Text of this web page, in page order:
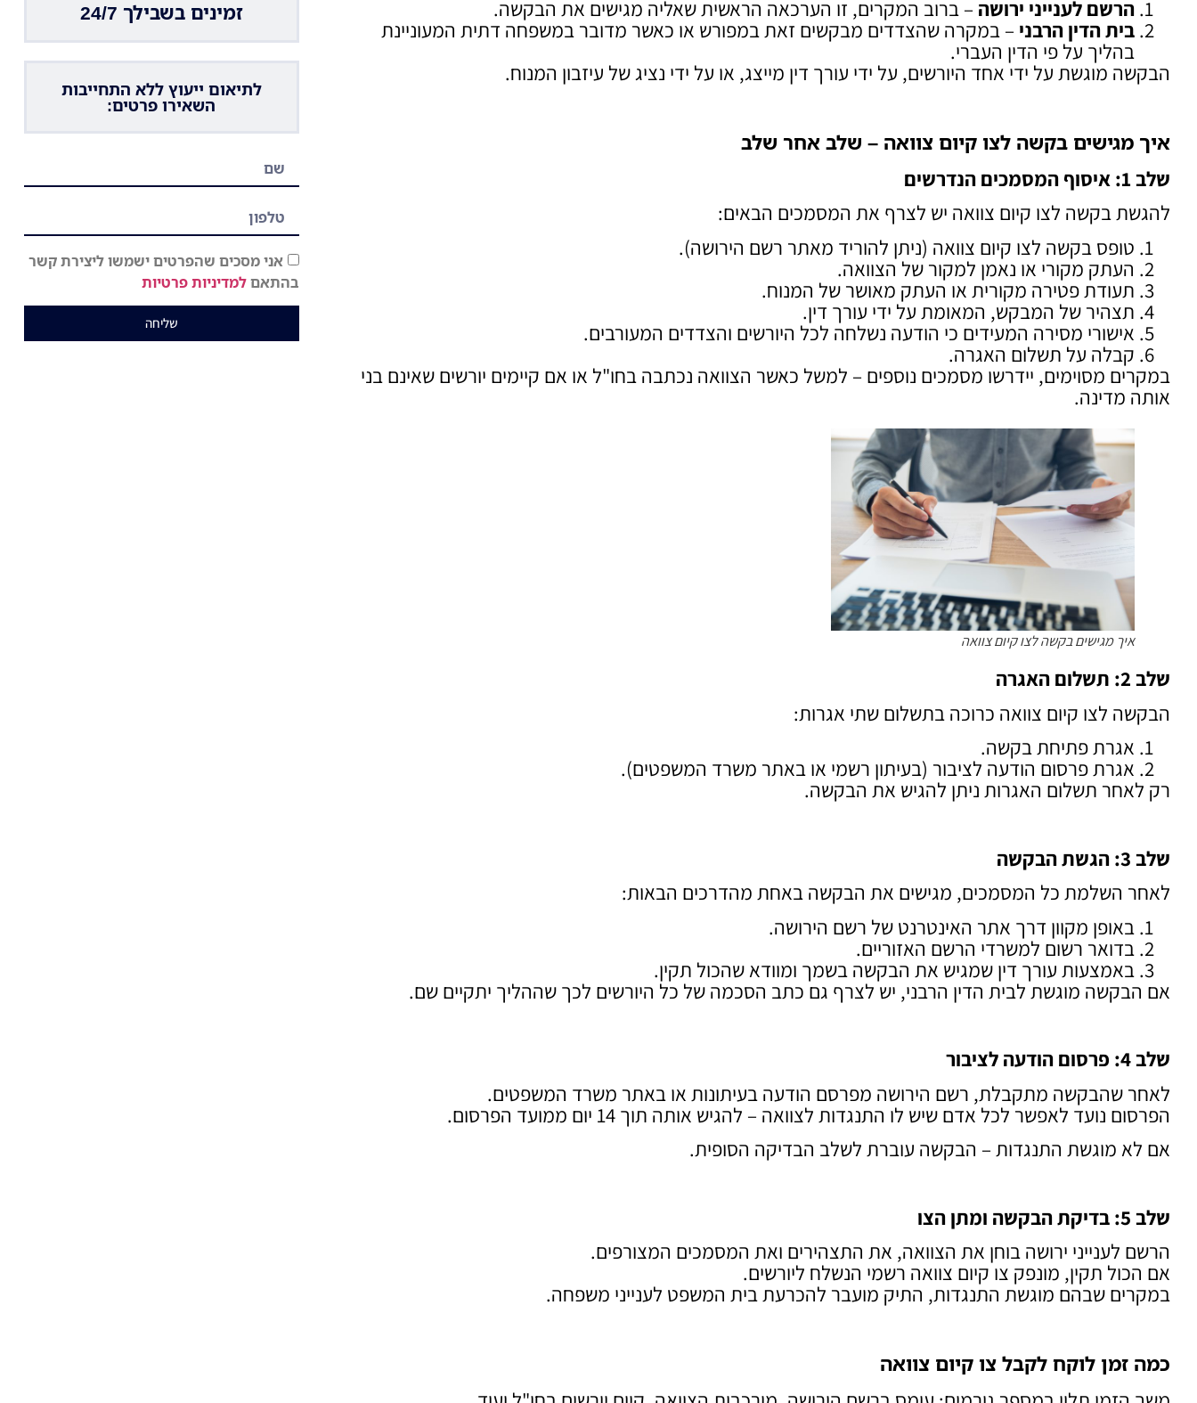
הרשם לענייני ירושה – ברוב המקרים, זו הערכאה הראשית שאליה מגישים את הבקשה.
בית הדין הרבני – במקרה שהצדדים מבקשים זאת במפורש או כאשר מדובר במשפחה דתית המעוניינת
בהליך על פי הדין העברי.
הבקשה מוגשת על ידי אחד היורשים, על ידי עורך דין מייצג, או על ידי נציג של עיזבון המנוח.
איך מגישים בקשה לצו קיום צוואה – שלב אחר שלב
שלב 1: איסוף המסמכים הנדרשים
להגשת בקשה לצו קיום צוואה יש לצרף את המסמכים הבאים:
טופס בקשה לצו קיום צוואה (ניתן להוריד מאתר רשם הירושה).
העתק מקורי או נאמן למקור של הצוואה.
תעודת פטירה מקורית או העתק מאושר של המנוח.
תצהיר של המבקש, המאומת על ידי עורך דין.
אישורי מסירה המעידים כי הודעה נשלחה לכל היורשים והצדדים המעורבים.
קבלה על תשלום האגרה.
במקרים מסוימים, יידרשו מסמכים נוספים – למשל כאשר הצוואה נכתבה בחו"ל או אם קיימים יורשים שאינם בני
אותה מדינה.
איך מגישים בקשה לצו קיום צוואה
שלב 2: תשלום האגרה
הבקשה לצו קיום צוואה כרוכה בתשלום שתי אגרות:
אגרת פתיחת בקשה.
אגרת פרסום הודעה לציבור (בעיתון רשמי או באתר משרד המשפטים).
רק לאחר תשלום האגרות ניתן להגיש את הבקשה.
שלב 3: הגשת הבקשה
לאחר השלמת כל המסמכים, מגישים את הבקשה באחת מהדרכים הבאות:
באופן מקוון דרך אתר האינטרנט של רשם הירושה.
בדואר רשום למשרדי הרשם האזוריים.
באמצעות עורך דין שמגיש את הבקשה בשמך ומוודא שהכול תקין.
אם הבקשה מוגשת לבית הדין הרבני, יש לצרף גם כתב הסכמה של כל היורשים לכך שההליך יתקיים שם.
שלב 4: פרסום הודעה לציבור
לאחר שהבקשה מתקבלת, רשם הירושה מפרסם הודעה בעיתונות או באתר משרד המשפטים.
הפרסום נועד לאפשר לכל אדם שיש לו התנגדות לצוואה – להגיש אותה תוך 14 יום ממועד הפרסום.
אם לא מוגשת התנגדות – הבקשה עוברת לשלב הבדיקה הסופית.
שלב 5: בדיקת הבקשה ומתן הצו
הרשם לענייני ירושה בוחן את הצוואה, את התצהירים ואת המסמכים המצורפים.
אם הכול תקין, מונפק צו קיום צוואה רשמי הנשלח ליורשים.
במקרים שבהם מוגשת התנגדות, התיק מועבר להכרעת בית המשפט לענייני משפחה.
כמה זמן לוקח לקבל צו קיום צוואה
זמינים בשבילך 24/7
לתיאום ייעוץ ללא התחייבות
השאירו פרטים:
אני מסכים שהפרטים ישמשו ליצירת קשר
בהתאםלמדיניות פרטיות
שליחה